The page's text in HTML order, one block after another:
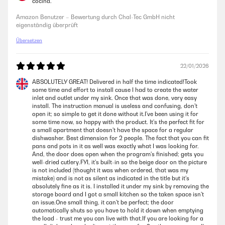
überrascht worden. Für einen 2-4 Personenhaushalt unter Woche völlig
ausreichend. Am Wochenende, wenn mehr Geschirr anfällt, hat es aber
beleuchtet ist. Das Feature, dass der Geschirrspüler sich 5 Minuten vor
auch nicht, dass man in der Regel nicht alle Töpfe mit reinstellen kann,
habe ich allerdings durchaus unterbringen können. Ein wenig
Umgewöhnen mussten wir uns anfangs, da keine Tabs mehr verwendet
werden, sondern Pulver, da diese nicht wirklich in das dafür
vorgesehene Fach passen. Ist jedoch kein großes Manko. Bislang sind
wir aber alles in allem sehr zufrieden mit dem Gerät.
Amazon Benutzer – Bewertung durch Chal-Tec GmbH nicht
eigenständig überprüft
20/07/2024
Maschine funktioniert gut. Alles dabei, leider war der Trichter für das
Salz eingerissen und die Maschine hatte einen Transportschaden.
Nach ein wenig hin und her hat man sich geeinigt. Alle Programme gut,
nimmt wenig Platz weg, für 2 Personen super geeignet.
Amazon Benutzer – Bewertung durch Chal-Tec GmbH nicht
Amazon Benutzer – Bewertung durch Chal-Tec GmbH nicht
eigenständig überprüft
Übersetzen
22/01/2026
ABSOLUTELY GREAT! Delivered in half the time indicated!Took
some time and effort to install cause I had to create the water
inlet and outlet under my sink. Once that was done, very easy
install. The instruction manual is useless and confusing, don't
open it; so simple to get it done without it.I've been using it for
some time now, so happy with the product. It's the perfect fit for
a small apartment that doesn't have the space for a regular
dishwasher. Best dimension for 2 people. The fact that you can fit
pans and pots in it as well was exactly what I was looking for.
And, the door does open when the program's finished; gets you
well-dried cutlery.FYI, it's built-in so the beige door on the picture
is not included (thought it was when ordered, that was my
mistake) and is not as silent as indicated in the title but it's
absolutely fine as it is. I installed it under my sink by removing the
storage board and I got a small kitchen so the taken space isn't
an issue.One small thing, it can't be perfect; the door
automatically shuts so you have to hold it down when emptying
the load - trust me you can live with that.If you are looking for a